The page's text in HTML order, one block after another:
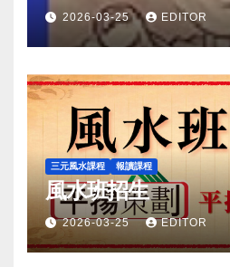
2026-03-25 EDITOR
三元風水課程 報讀課程
風水班招生
2026-03-25 EDITOR